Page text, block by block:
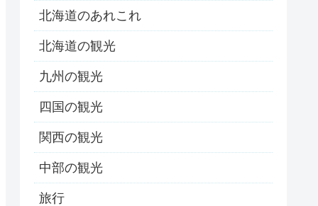
北海道のあれこれ
北海道の観光
九州の観光
四国の観光
関西の観光
中部の観光
旅行